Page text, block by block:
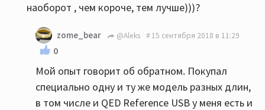
наоборот , чем короче, тем лучше)))?
zome_bear @Aleks 15 сентября 2018 в 11:29
0
Мой опыт говорит об обратном. Покупал
специально одну и ту же модель разных длин,
в том числе и QED Reference USB у меня есть и